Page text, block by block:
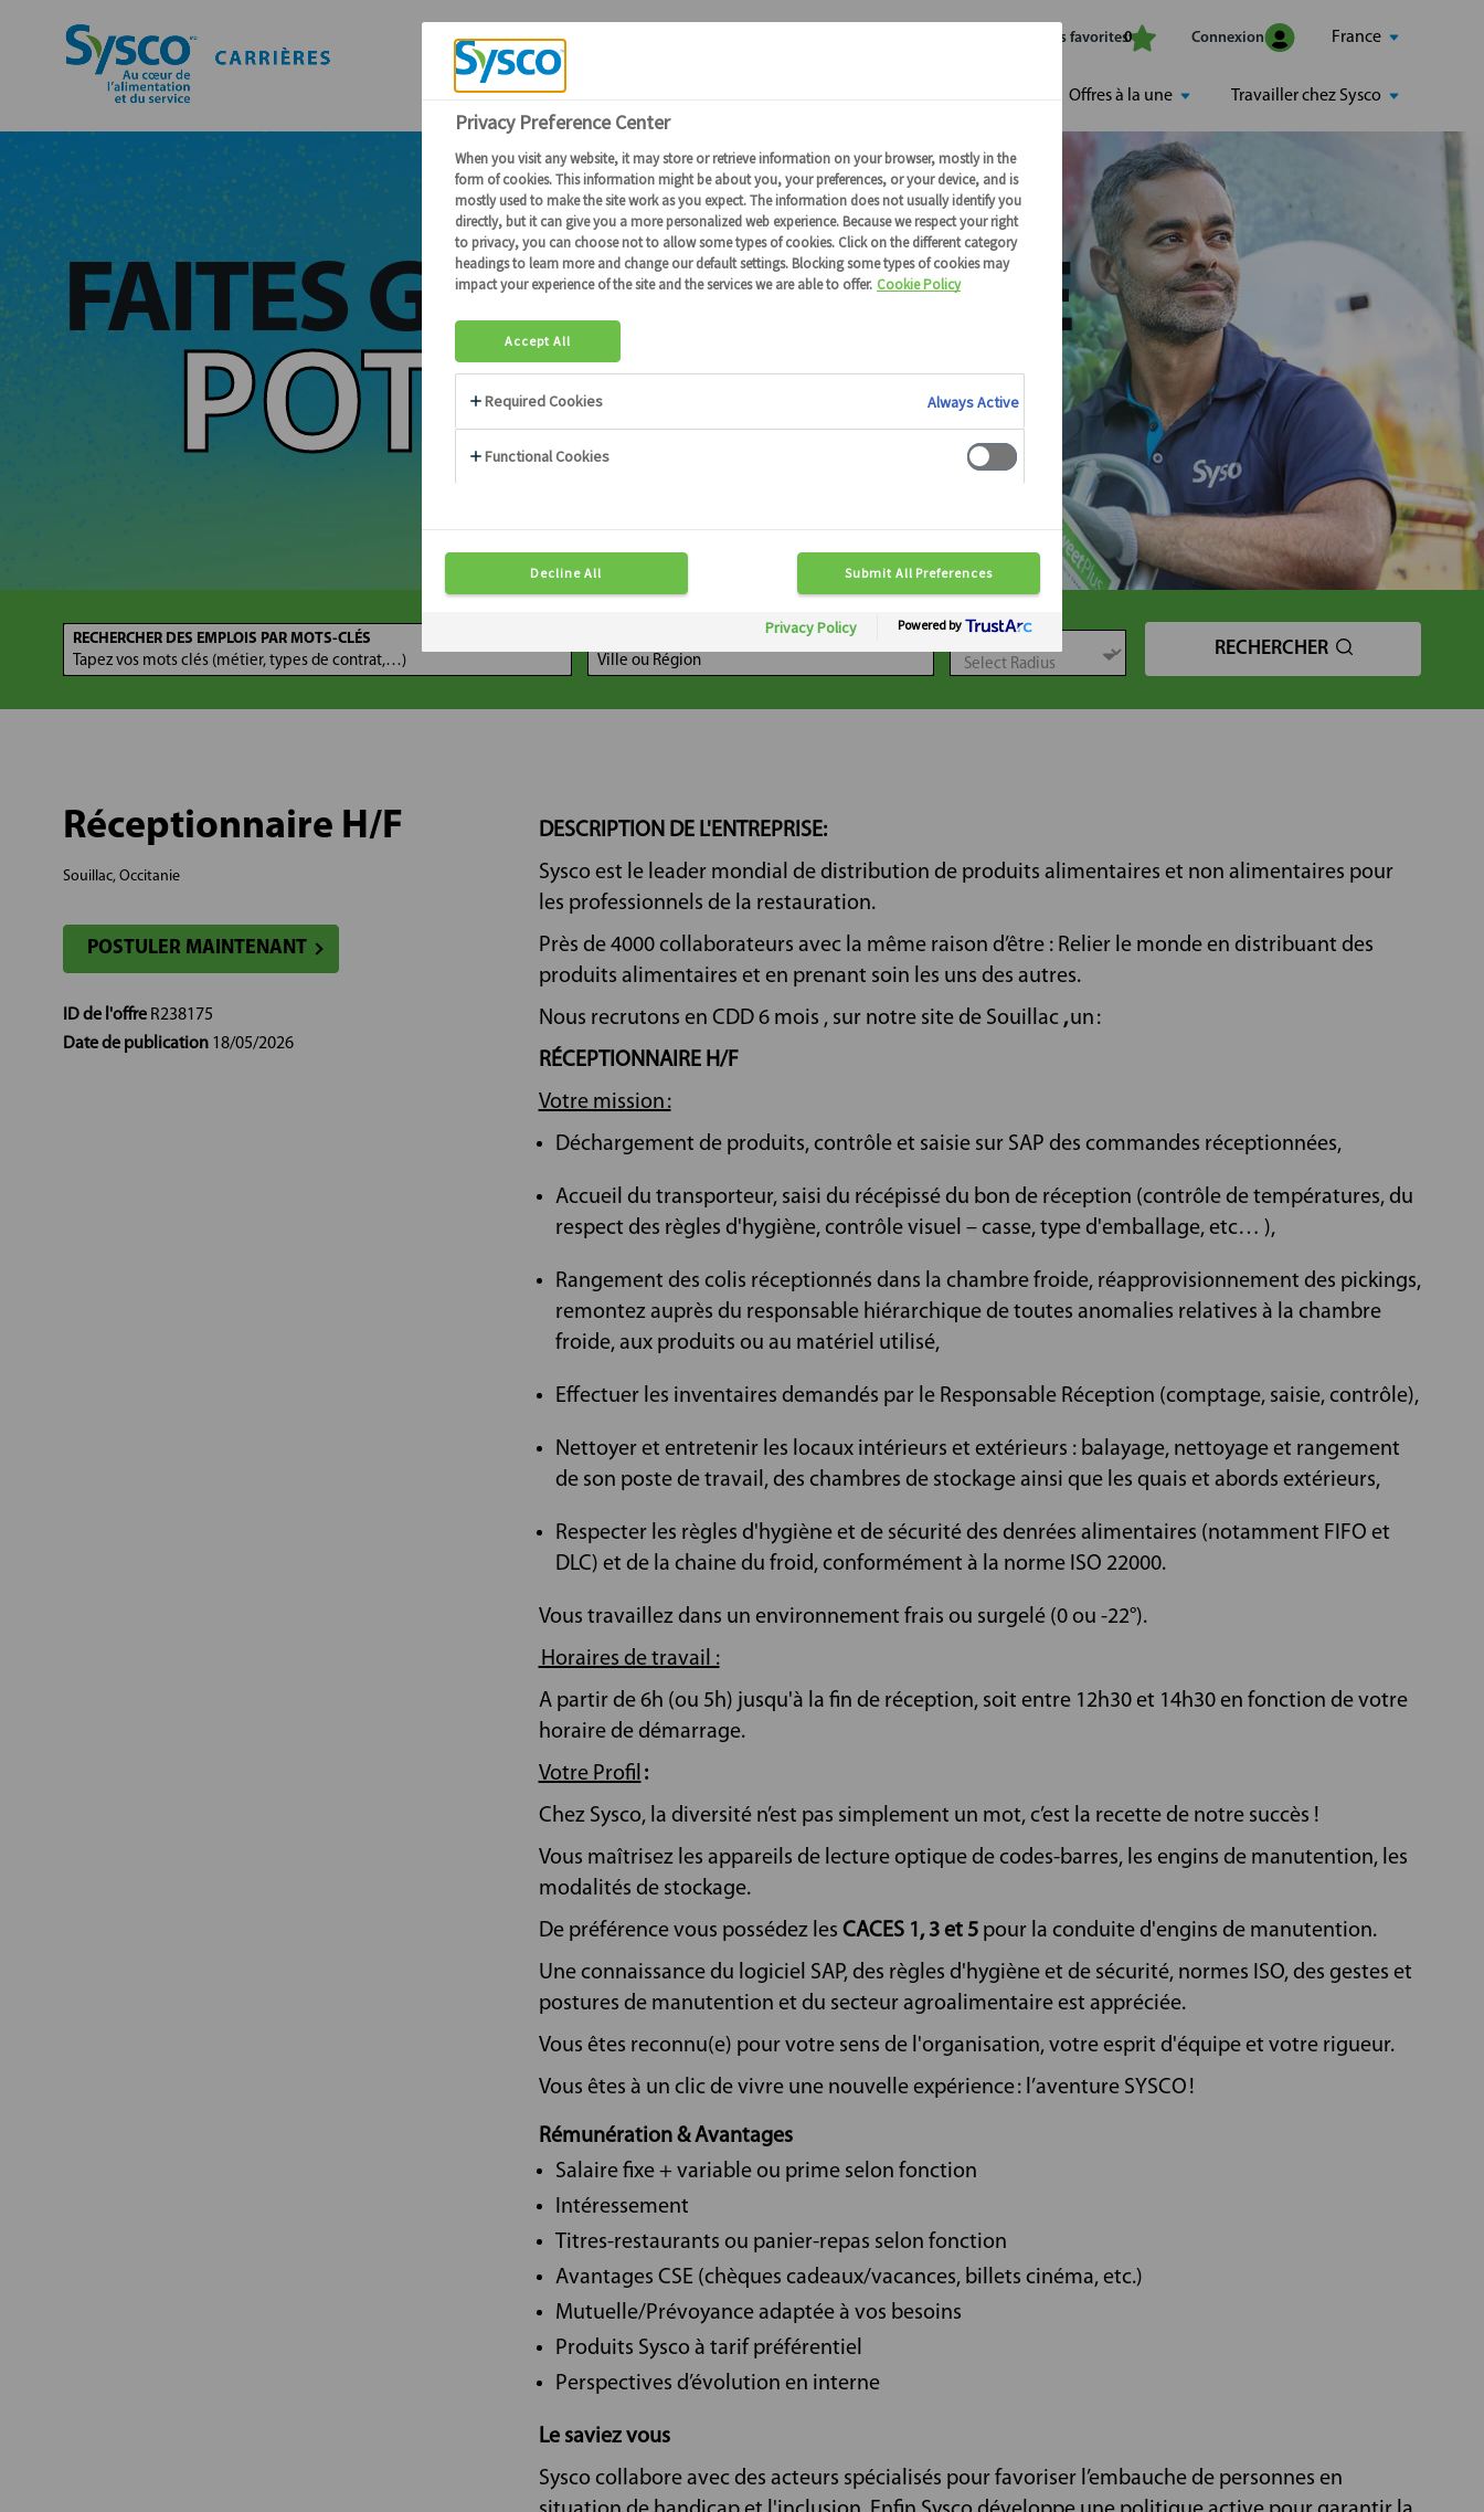
Mes offres favorites Connexion
0 France
Offres à la une Travailler chez Sysco
FAITES GRANDIR VOTRE
POTENTIEL
RECHERCHER DES EMPLOIS PAR MOTS-CLÉS RECHERCHER
Réceptionnaire H/F
Souillac, Occitanie
POSTULER MAINTENANT
ID de l'offre R238175
Date de publication 18/05/2026
DESCRIPTION DE L'ENTREPRISE:
Sysco est le leader mondial de distribution de produits alimentaires et non alimentaires pour
les professionnels de la restauration.
Près de 4000 collaborateurs avec la même raison d’être : Relier le monde en distribuant des
produits alimentaires et en prenant soin les uns des autres.
Nous recrutons en CDD 6 mois , sur notre site de Souillac ,un :
RÉCEPTIONNAIRE H/F
Votre mission :
Déchargement de produits, contrôle et saisie sur SAP des commandes réceptionnées,
Accueil du transporteur, saisi du récépissé du bon de réception (contrôle de températures, du
respect des règles d'hygiène, contrôle visuel – casse, type d'emballage, etc… ),
Rangement des colis réceptionnés dans la chambre froide, réapprovisionnement des pickings,
remontez auprès du responsable hiérarchique de toutes anomalies relatives à la chambre
froide, aux produits ou au matériel utilisé,
Effectuer les inventaires demandés par le Responsable Réception (comptage, saisie, contrôle),
Nettoyer et entretenir les locaux intérieurs et extérieurs : balayage, nettoyage et rangement
de son poste de travail, des chambres de stockage ainsi que les quais et abords extérieurs,
Respecter les règles d'hygiène et de sécurité des denrées alimentaires (notamment FIFO et
DLC) et de la chaine du froid, conformément à la norme ISO 22000.
Vous travaillez dans un environnement frais ou surgelé (0 ou -22°).
Horaires de travail :
A partir de 6h (ou 5h) jusqu'à la fin de réception, soit entre 12h30 et 14h30 en fonction de votre
horaire de démarrage.
Votre Profil :
Chez Sysco, la diversité n’est pas simplement un mot, c’est la recette de notre succès !
Vous maîtrisez les appareils de lecture optique de codes-barres, les engins de manutention, les
modalités de stockage.
De préférence vous possédez les CACES 1, 3 et 5pour la conduite d'engins de manutention.
Une connaissance du logiciel SAP, des règles d'hygiène et de sécurité, normes ISO, des gestes et
postures de manutention et du secteur agroalimentaire est appréciée.
Vous êtes reconnu(e) pour votre sens de l'organisation, votre esprit d'équipe et votre rigueur.
Vous êtes à un clic de vivre une nouvelle expérience : l’aventure SYSCO !
Rémunération & Avantages
Salaire fixe + variable ou prime selon fonction
Intéressement
Titres-restaurants ou panier-repas selon fonction
Avantages CSE (chèques cadeaux/vacances, billets cinéma, etc.)
Mutuelle/Prévoyance adaptée à vos besoins
Produits Sysco à tarif préférentiel
Perspectives d’évolution en interne
Le saviez vous
Sysco collabore avec des acteurs spécialisés pour favoriser l’embauche de personnes en